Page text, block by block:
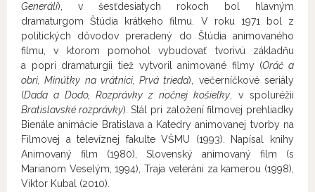
Generáli), v šesťdesiatych rokoch bol hlavným
dramaturgom Štúdia krátkeho filmu. V roku 1971 bol z
politických dôvodov preradený do Štúdia animovaného
filmu, v ktorom pomohol vybudovať tvorivú základňu
a popri dramaturgii tiež vytvoril animované filmy (Oráč a
obri, Minútky na vrátnici, Prvá trieda), večerníčkové seriály
(Dada a Dodo, Rozprávky z nočnej košieľky , v spoluréžii
Bratislavské rozprávky). Stál pri založení filmovej prehliadky
Bienále animácie Bratislava a Katedry animovanej tvorby na
Filmovej a televíznej fakulte VŠMU (1993). Napísal knihy
Animovaný film (1980), Slovenský animovaný film (s
Marianom Veselým, 1994), Traja veteráni za kamerou (1998),
Viktor Kubal (2010).